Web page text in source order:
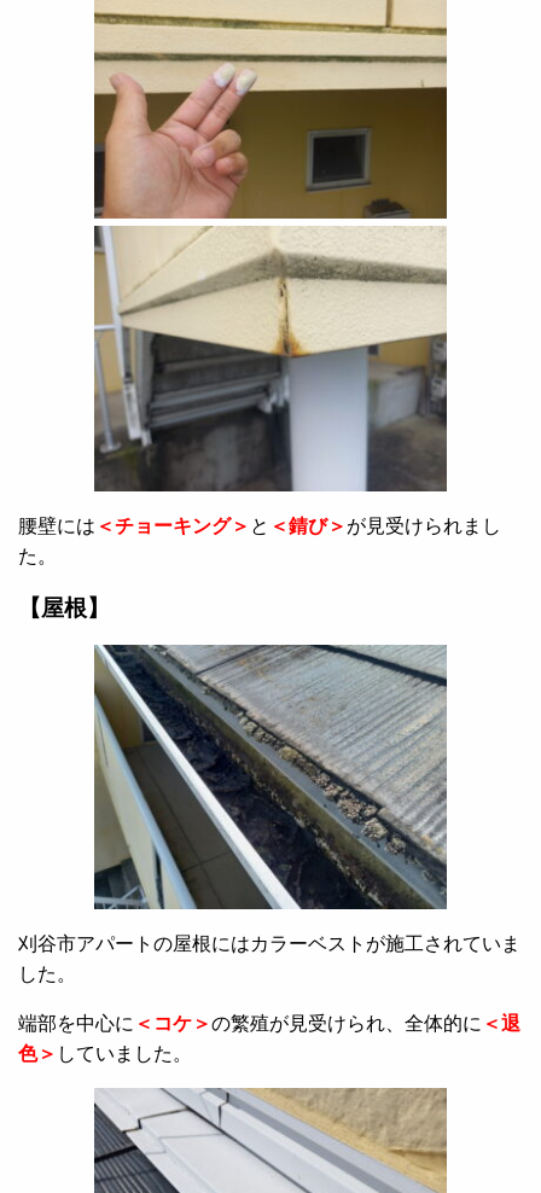
腰壁には ＜チョーキング＞ と ＜錆び＞ が見受けられまし
た。
【屋根】
刈谷市アパートの屋根にはカラーベストが施工されていま
した。
端部を中心に ＜コケ＞の繁殖が見受けられ、全体的に ＜退
色＞ していました。